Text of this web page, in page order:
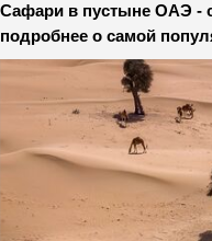
Сафари в пустыне ОАЭ -
подробнее о самой